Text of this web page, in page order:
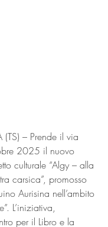
(TS) – Prende il via
2025 il nuovo
culturale “Algy – alla
carsica”, promosso
Aurisina nell’ambito
L’iniziativa,
per il Libro e la